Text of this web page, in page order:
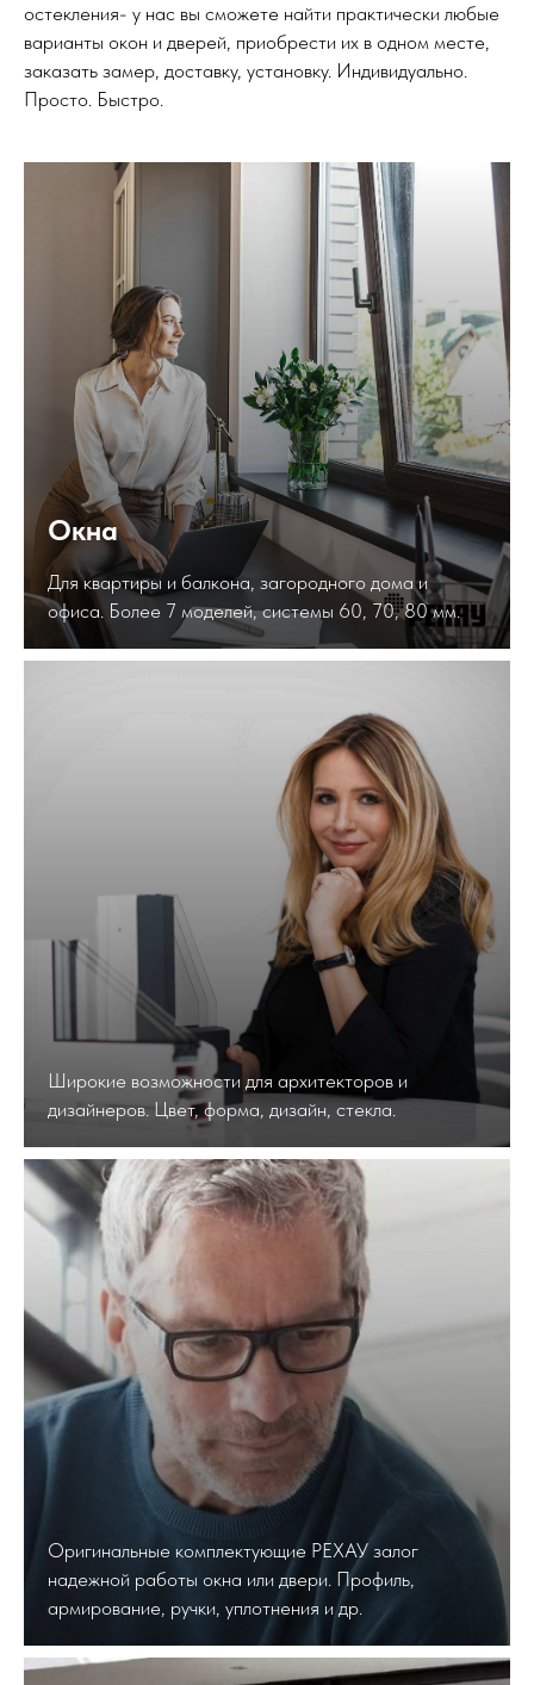
остекления- у нас вы сможете найти практически любые
варианты окон и дверей, приобрести их в одном месте,
заказать замер, доставку, установку. Индивидуально.
Просто. Быстро.
Окна
Для квартиры и балкона, загородного дома и
офиса. Более 7 моделей, системы 60, 70, 80 мм.
Широкие возможности для архитекторов и
дизайнеров. Цвет, форма, дизайн, стекла.
Оригинальные комплектующие РЕХАУ залог
надежной работы окна или двери. Профиль,
армирование, ручки, уплотнения и др.